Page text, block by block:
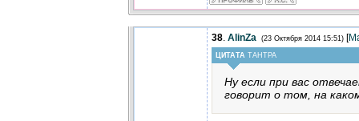
38. AlinZa (23 Октября 2014 15:51) [
ЦИТАТА ТАНТРА
Ну если при вас
говорит о том, на